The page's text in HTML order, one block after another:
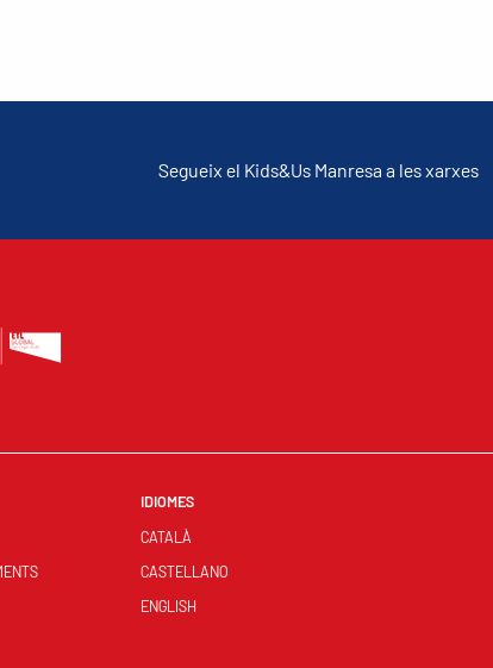
Segueix el Kids&Us Manresa a les xarxes
IDIOMES
CATALÀ
CASTELLANO
ENGLISH